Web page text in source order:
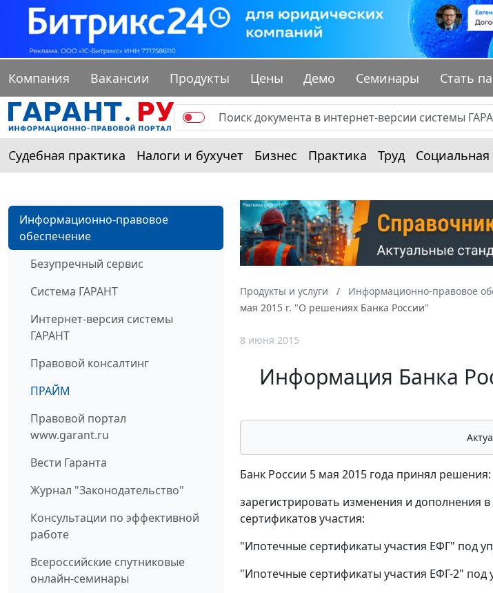
Компания Вакансии Продукты Цены Демо Семинары Стать
Судебная практика Налоги и бухучет Бизнес Практика Труд Социальная
Информационно-правовое
обеспечение
Безупречный сервис
Система ГАРАНТ
Интернет-версия системы
ГАРАНТ
Правовой консалтинг
ПРАЙМ
Правовой портал
www.garant.ru
Вести Гаранта
Журнал "Законодательство"
Консультации по эффективной
работе
Всероссийские спутниковые
онлайн-семинары
Продукты и услуги Информационно-правовое
мая 2015 г. "О решениях Банка России"
8 июня 2015
Информация Банка
Банк России 5 мая 2015 года принял решения:
зарегистрировать изменения и дополнения
сертификатов участия:
"Ипотечные сертификаты участия ЕФГ" под
"Ипотечные сертификаты участия ЕФГ-2"